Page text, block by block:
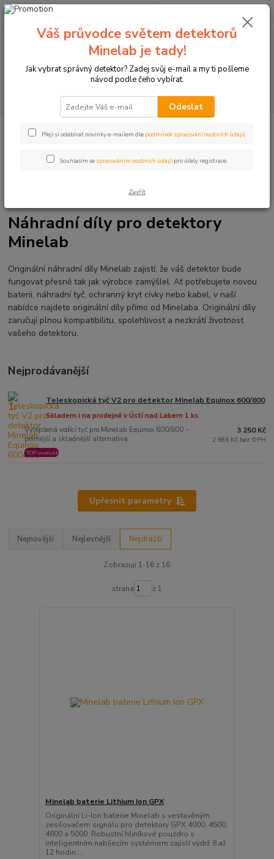
+420774877333
0 Kč
detektory Minelab
Náhradní díly pro detektory
Minelab
Originální náhradní díly Minelab zajistí, že váš detektor bude
fungovat přesně tak jak výrobce zamýšlel. Ať potřebujete novou
baterii, náhradní tyč, ochranný kryt cívky nebo kabel, v naší
nabídce najdete originální díly přímo od Minelaba. Originální díly
zaručují plnou kompatibilitu, spolehlivost a nezkrátí životnost
vašeho detektoru.
Nejprodávanější
1. Teleskopická tyč V2 pro detektor Minelab Equinox 600/800
Vylepšená vodící tyč pro Minelab Equinox 600/800 –
pevnější a skladnější alternativa.
Skladem i na prodejně v Ústí nad Labem 1 ks
TOP produkt
3 250 Kč
2 686 Kč bez DPH
Upřesnit parametry
Nejnovější Nejlevnější Nejdražší
Zobrazuji 1-16 z 16
strana z 1
Minelab baterie Lithium Ion GPX
Originální Li-Ion baterie Minelab s vestavěným
zesilovačem signálu pro detektory GPX 4000, 4500,
4800 a 5000. Robustní hliníkové pouzdro s
inteligentním nabíjecím systémem zajistí výdrž 8 až
12 hodin ...
Váš průvodce světem detektorů
Minelab je tady!
Jak vybrat správný detektor? Zadej svůj e-mail a my ti pošleme
návod podle čeho vybírat.
Odeslat
Přeji si odebírat novinky e-mailem dle podmínek zpracování osobních údajů.
Souhlasím se zpracováním osobních údajů pro účely registrace.
Zavřít